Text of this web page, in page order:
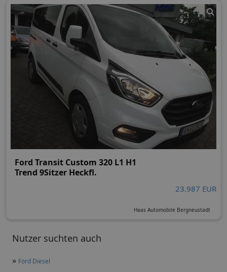
Nutzer suchten auch
» Ford Diesel
Ford Transit Custom 320 L1 H1
Trend 9Sitzer Heckfl.
23.987 EUR
Haas Automobile Bergneustadt